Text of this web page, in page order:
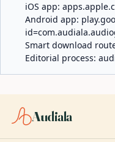
iOS app:
Android app:
Smart download
Editorial process:
Audiala